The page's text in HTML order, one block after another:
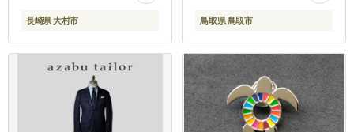
[ACAD066]
長崎県 大村市 鳥取県 鳥取市